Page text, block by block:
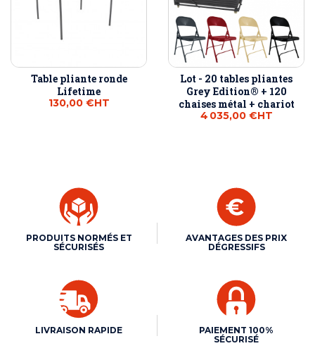
Table pliante ronde
Lifetime
130,00 €HT
Lot - 20 tables pliantes
Grey Edition® + 120
chaises métal + chariot
4 035,00 €HT
PRODUITS NORMÉS ET
SÉCURISÉS
AVANTAGES DES PRIX
DÉGRESSIFS
LIVRAISON RAPIDE
PAIEMENT 100%
SÉCURISÉ